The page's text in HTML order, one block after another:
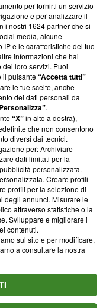
su Blasting
ci impegniamo a
nostra aderenza a
News non è
richiesto di farne
una verifica di
Carlo Frasca, 3 - 6900
per fornirti un servizio
e per analizzare il
i nostri 1624partner che si
media, alcune
IP e le caratteristiche del tuo
informazioni che hai
loro servizi. Puoi
il pulsante“Accetta tutti”
le tue scelte, anche
dei dati personali da
.
“X”in alto a destra),
che non consentono
diversi dai tecnici.
per: Archiviare
dati limitati per la
personalizzata.
Creare profili
profili per la selezione di
degli annunci. Misurare le
attraverso statistiche o la
Sviluppare e migliorare i
contenuti.
sul sito e per modificare,
a consultare la nostra